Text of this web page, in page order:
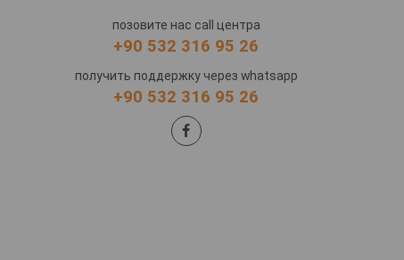
позовите нас call центра
+90 532 316 95 26
получить поддержку через whatsapp
+90 532 316 95 26